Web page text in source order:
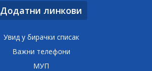
Додатни линкови
Увид у бирачки списак
Важни телефони
МУП